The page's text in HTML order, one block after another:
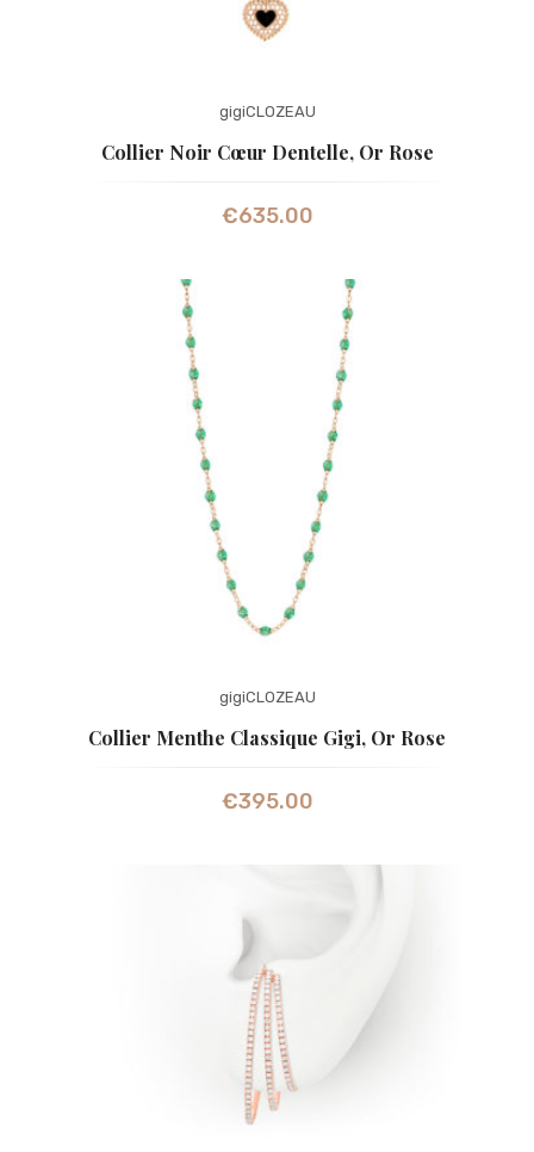
gigiCLOZEAU
Collier Noir Cœur Dentelle, Or Rose
€635.00
gigiCLOZEAU
Collier Menthe Classique Gigi, Or Rose
€395.00